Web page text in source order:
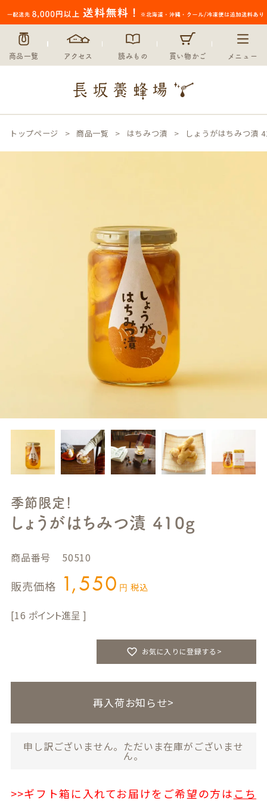
商品一覧 アクセス 読みもの 買い物かご メニュー
トップページ 商品一覧 はちみつ漬 しょうがはちみつ漬
季節限定！
しょうがはちみつ漬 410g
商品番号 50510
販売価格 1,550 税込
16
お気に入りに登録する>
再入荷お知らせ>
申し訳ございません。ただいま在庫がございませ
ん。
>>ギフト箱に入れてお届けをご希望の方は こち